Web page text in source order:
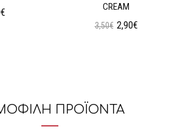
CREAM
3,50€ 2,90€
ΠΡΟΪΟΝΤΑ